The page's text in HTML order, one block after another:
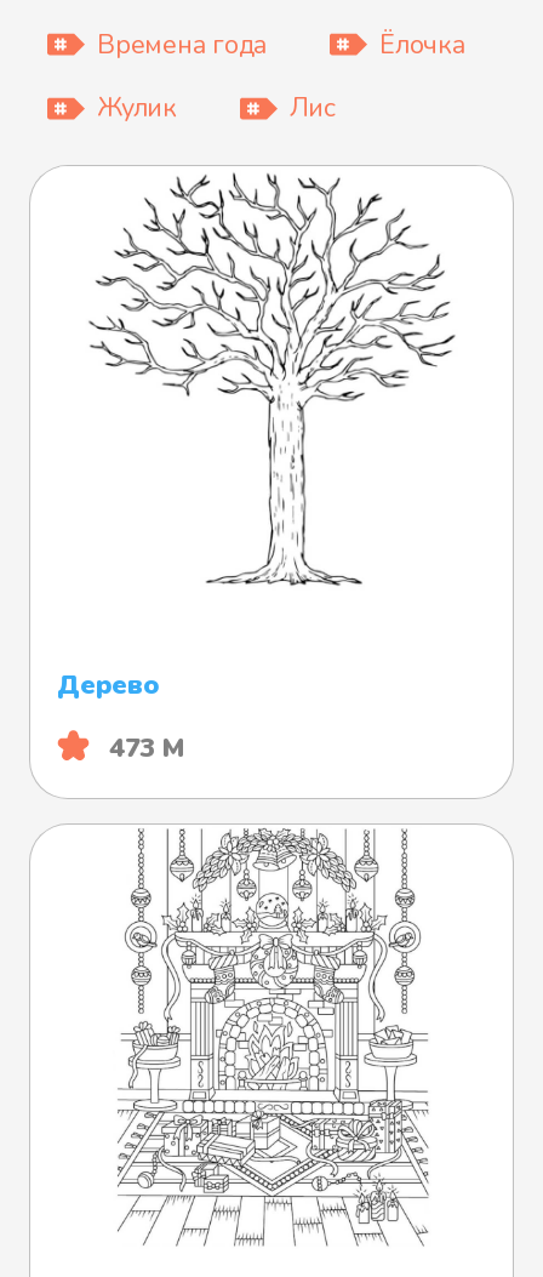
Времена года
Ёлочка
Жулик
Лис
Дерево
473 М